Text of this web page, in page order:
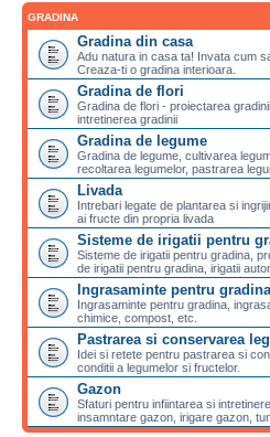
GRADINA
Gradina din casa
Adu natura in casa ta! Invata cum
Creaza-ti o gradina interioara.
Gradina de flori
Gradina de flori - proiectarea
intretinerea gradinii
Gradina de legume
Gradina de legume, cultivarea
recoltarea legumelor, pastrarea
Livada
Intrebari legate de plantarea si
ai fructe din propria livada
Sisteme de irigatii pentru
Sisteme de irigatii pentru gradina,
de irigatii pentru gradina, irigatii
Ingrasaminte pentru gradina
Ingrasaminte pentru gradina,
chimice, compost, etc.
Pastrarea si conservarea
Idei si retete pentru pastrarea si
conditii a legumelor si fructelor.
Gazon
Sfaturi pentru infiintarea si
insamntare gazon, irigare gazon,